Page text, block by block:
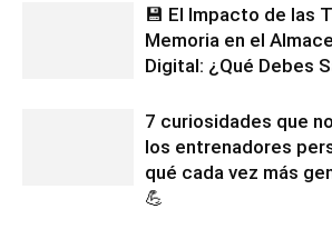
💾 El Impacto de las
Memoria en el
Digital: ¿Qué Debes
7 curiosidades que
los entrenadores
qué cada vez más
💪